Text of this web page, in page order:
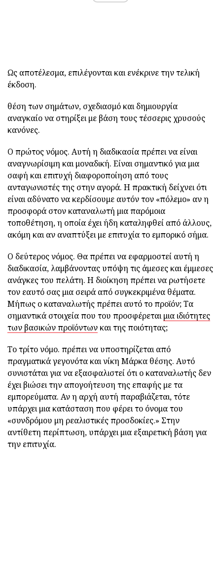
Ως αποτέλεσμα, επιλέγονται και ενέκρινε την τελική
έκδοση.
θέση των σημάτων, σχεδιασμό και δημιουργία
αναγκαίο να στηρίξει με βάση τους τέσσερις χρυσούς
κανόνες.
Ο πρώτος νόμος. Αυτή η διαδικασία πρέπει να είναι
αναγνωρίσιμη και μοναδική. Είναι σημαντικό για μια
σαφή και επιτυχή διαφοροποίηση από τους
ανταγωνιστές της στην αγορά. Η πρακτική δείχνει ότι
είναι αδύνατο να κερδίσουμε αυτόν τον «πόλεμο» αν η
προσφορά στον καταναλωτή μια παρόμοια
τοποθέτηση, η οποία έχει ήδη καταληφθεί από άλλους,
ακόμη και αν αναπτύξει με επιτυχία το εμπορικό σήμα.
Ο δεύτερος νόμος. Θα πρέπει να εφαρμοστεί αυτή η
διαδικασία, λαμβάνοντας υπόψη τις άμεσες και έμμεσες
ανάγκες του πελάτη. Η διοίκηση πρέπει να ρωτήσετε
τον εαυτό σας μια σειρά από συγκεκριμένα θέματα.
Μήπως ο καταναλωτής πρέπει αυτό το προϊόν; Τα
σημαντικά στοιχεία που του προσφέρεταιμια ιδιότητες
των βασικών προϊόντων και της ποιότητας;
Το τρίτο νόμο. πρέπει να υποστηρίζεται από
πραγματικά γεγονότα και νίκη Μάρκα θέσης. Αυτό
συνιστάται για να εξασφαλιστεί ότι ο καταναλωτής δεν
έχει βιώσει την απογοήτευση της επαφής με τα
εμπορεύματα. Αν η αρχή αυτή παραβιάζεται, τότε
υπάρχει μια κατάσταση που φέρει το όνομα του
«συνδρόμου μη ρεαλιστικές προσδοκίες.» Στην
αντίθετη περίπτωση, υπάρχει μια εξαιρετική βάση για
την επιτυχία.